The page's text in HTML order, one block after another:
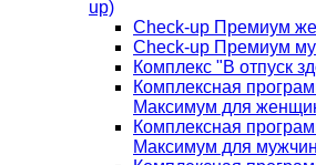
up)
Check-up Премиум
Check-up Премиум
Комплекс "В отпуск
Комплексная
Максимум для
Комплексная
Максимум для